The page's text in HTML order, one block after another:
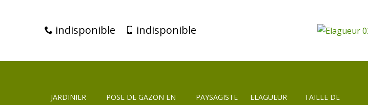
indisponible indisponible
JARDINIER
POSE DE GAZON EN
PAYSAGISTE
ELAGUEUR
TAILLE DE